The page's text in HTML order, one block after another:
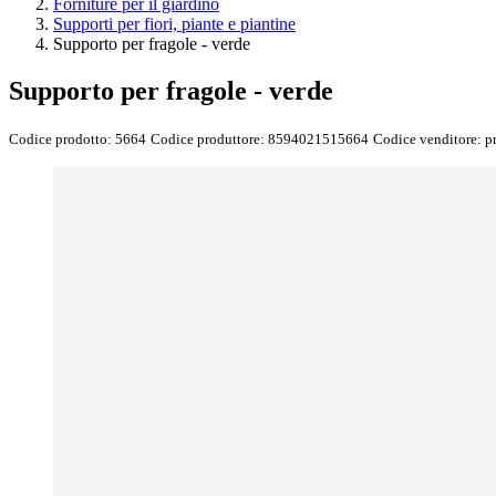
Forniture per il giardino
Supporti per fiori, piante e piantine
Supporto per fragole - verde
Supporto per fragole - verde
Codice prodotto: 5664 Codice produttore: 8594021515664 Codice venditore: pr